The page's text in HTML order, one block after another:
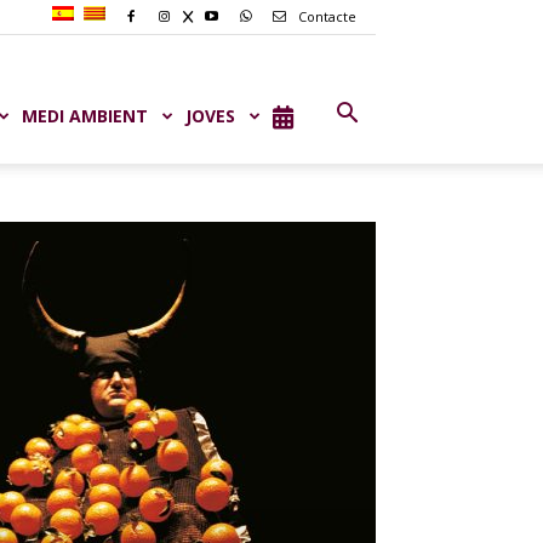
Contacte
MEDI AMBIENT JOVES